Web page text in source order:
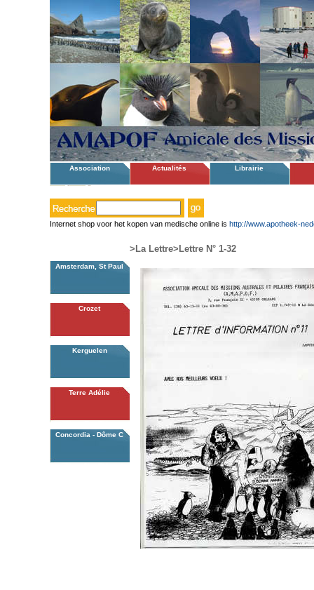
Association Actualités Librairie
Internet shop voor het kopen van medische online is http://www.apotheek-
>La Lettre>Lettre N° 1-32
Amsterdam, St Paul
Crozet
Kerguelen
Terre Adélie
Concordia - Dôme C